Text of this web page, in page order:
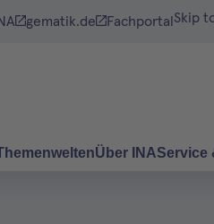
gematik.de Fachportal Skip
Über INAService